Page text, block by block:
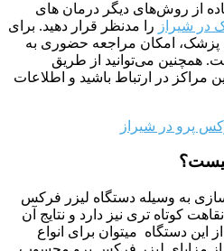
از روش‌های دیگر درمان های
در شیراز را مدنظر قرار دهید. برای
امکان مراجعه حضوری به
همچنین می‌توانید از طریق
مراکز در ارتباط باشید و اطلاعات
به وسیله دستگاه لیزر فرکس
کوتاه تری نیز دارد و نتایج آن
این دستگاه میتوان برای انواع